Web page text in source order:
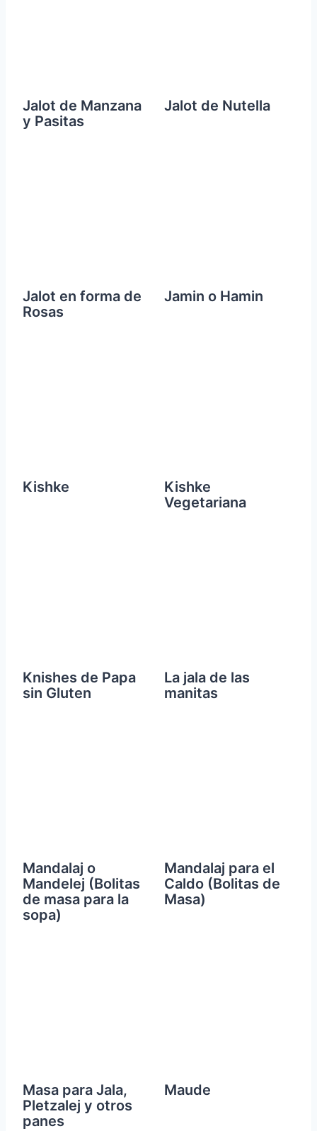
Jalot de Manzana
y Pasitas
Jalot de Nutella
Jalot en forma de
Rosas
Jamin o Hamin
Kishke
Kishke
Vegetariana
Knishes de Papa
sin Gluten
La jala de las
manitas
Mandalaj o
Mandelej (Bolitas
de masa para la
sopa)
Mandalaj para el
Caldo (Bolitas de
Masa)
Masa para Jala,
Pletzalej y otros
panes
Maude